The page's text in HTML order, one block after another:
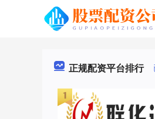
正规配资平台排行